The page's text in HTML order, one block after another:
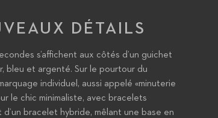
DÉTAILS
s’affichent aux côtés d’un guichet
bleu et argenté. Sur le pourtour du
individuel, aussi appelé «minuterie
le chic minimaliste, avec bracelets
bracelet hybride, mêlant une base en